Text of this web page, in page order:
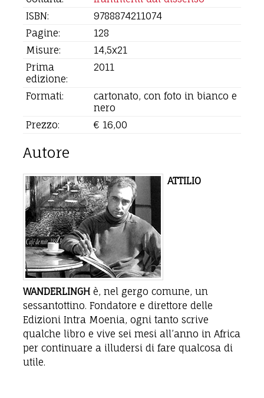
ISBN:
9788874211074
Pagine:
128
Misure:
14,5x21
Prima
edizione:
2011
Formati:
cartonato, con foto in bianco e
nero
Prezzo:
€ 16,00
Autore
ATTILIO
WANDERLINGH è, nel gergo comune, un
sessantottino. Fondatore e direttore delle
Edizioni Intra Moenia, ogni tanto scrive
qualche libro e vive sei mesi all’anno in Africa
per continuare a illudersi di fare qualcosa di
utile.